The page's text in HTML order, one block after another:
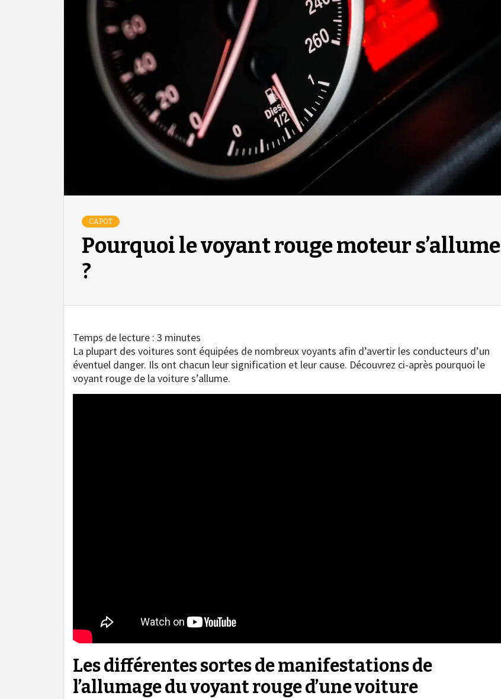
CAPOT
Pourquoi le voyant rouge moteur s’allume
?
Temps de lecture : 3 minutes
La plupart des voitures sont équipées de nombreux voyants afin d’avertir les conducteurs d’un
éventuel danger. Ils ont chacun leur signification et leur cause. Découvrez ci-après pourquoi le
voyant rouge de la voiture s’allume.
Les différentes sortes de manifestations de
l’allumage du voyant rouge d’une voiture